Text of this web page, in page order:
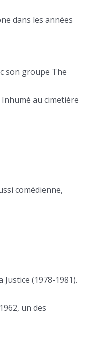
dans les années
son groupe The
au cimetière
comédienne,
(1978-1981).
un des